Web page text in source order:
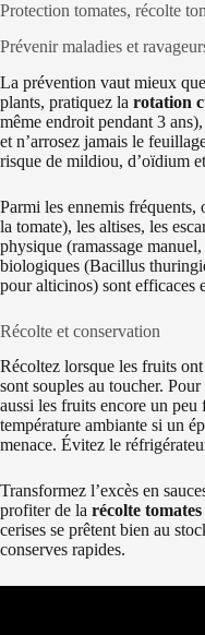
Protection tomates, récolte
Prévenir maladies et
La prévention vaut mieux
plants, pratiquez la rotation
même endroit pendant 3
et n’arrosez jamais le
risque de mildiou, d’oïdium
Parmi les ennemis
la tomate), les altises, les
physique (ramassage
biologiques (Bacillus
pour alticinos) sont efficaces
Récolte et conservation
Récoltez lorsque les fruits
sont souples au toucher.
aussi les fruits encore un peu
température ambiante si un
menace. Évitez le
Transformez l’excès en
profiter de la récolte tomates
cerises se prêtent bien au
conserves rapides.